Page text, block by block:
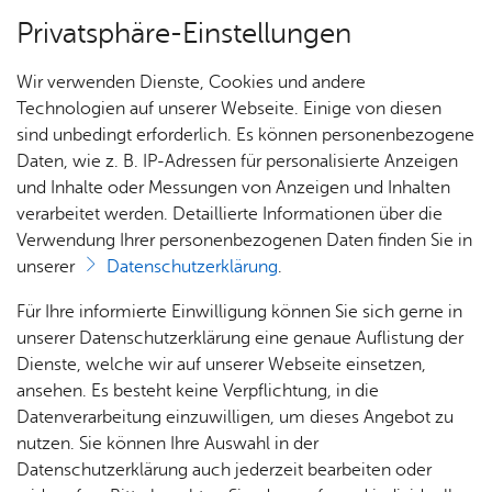
Über­sicht Bür­ger & Stadt
Rat­
haus &
Bür­
ger­
ser­vice
Rat­
häu­ser
Nach­
rich­
ten,
Vi­de­os
& Bil­
der
Me­di­
Jobs
Stel­
len­an­
ge­bo­te
Aus­bil­
dung &
Stu­di­
Bauen
& Um­
welt
Geo­
da­ten
Ge­
sund­
heit &
kum
Stadt­chro­nik
Ka­te­go­rie:
Ver­kehr
Schlag­wort:
Schiff­fahrt
1837 - Grün­dung der Würt­
tem­ber­gi­schen Bo­den­see-
Dampf­schiff­fahrt­ge­sell­schaft.
Vor­le­sen
Privatsphäre-Einstellungen
Wir verwenden Dienste, Cookies und andere
Technologien auf unserer Webseite. Einige von diesen
sind unbedingt erforderlich. Es können personenbezogene
Daten, wie z. B. IP-Adressen für personalisierte Anzeigen
und Inhalte oder Messungen von Anzeigen und Inhalten
verarbeitet werden. Detaillierte Informationen über die
Verwendung Ihrer personenbezogenen Daten finden Sie in
unserer
Datenschutzerklärung.
Für Ihre informierte Einwilligung können Sie sich gerne in
unserer Datenschutzerklärung eine genaue Auflistung der
Dienste, welche wir auf unserer Webseite einsetzen,
ansehen. Es besteht keine Verpflichtung, in die
Datenverarbeitung einzuwilligen, um dieses Angebot zu
nutzen. Sie können Ihre Auswahl in der
Datenschutzerklärung auch jederzeit bearbeiten oder